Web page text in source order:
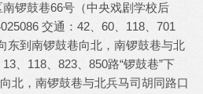
锣鼓巷66号（中央戏剧学校后
交通：42、60、118、701
东到南锣鼓巷向北，南锣鼓巷与北
、118、823、850路“锣鼓巷”下
北，南锣鼓巷与北兵马司胡同路口